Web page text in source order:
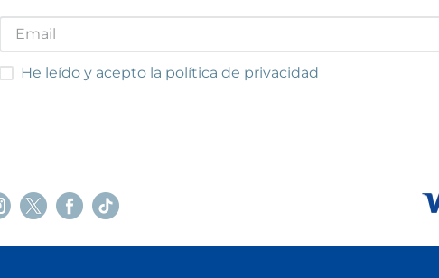
He leído y acepto las condiciones
He leído y acepto la política de privacidad